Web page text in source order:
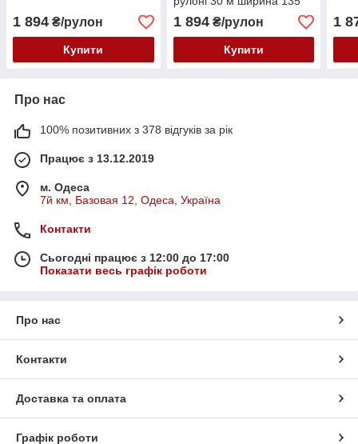
1 894 ₴/рулон
Купити
1 894₴/рулон
Купити
1
Про нас
100% позитивних з 378 відгуків за рік
Працює з 13.12.2019
м. Одеса
7й км, Базовая 12, Одеса, Україна
Контакти
Сьогодні працює з 12:00 до 17:00
Показати весь графік роботи
Про нас
Контакти
Доставка та оплата
Графік роботи